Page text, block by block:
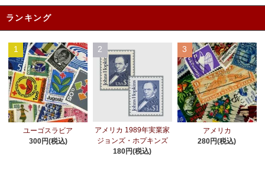
ランキング
1
ユーゴスラビア
300円(税込)
2
アメリカ 1989年実業家
ジョンズ・ホプキンズ
180円(税込)
3
アメリカ
280円(税込)